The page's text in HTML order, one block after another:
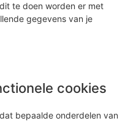
te doen worden er met
gegevens van je
cookies
bepaalde onderdelen van